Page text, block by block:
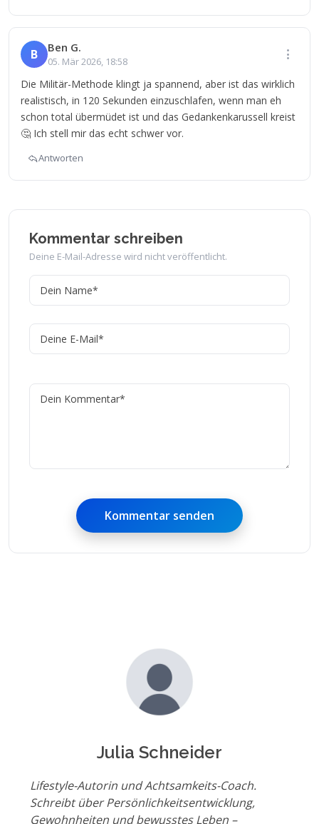
B Ben G.
05. Mär 2026, 18:58
Die Militär-Methode klingt ja spannend, aber ist das wirklich
realistisch, in 120 Sekunden einzuschlafen, wenn man eh
schon total übermüdet ist und das Gedankenkarussell kreist
🤔 Ich stell mir das echt schwer vor.
Antworten
Kommentar schreiben
Deine E-Mail-Adresse wird nicht veröffentlicht.
Kommentar senden
Julia Schneider
Lifestyle-Autorin und Achtsamkeits-Coach.
Schreibt über Persönlichkeitsentwicklung,
Gewohnheiten und bewusstes Leben –